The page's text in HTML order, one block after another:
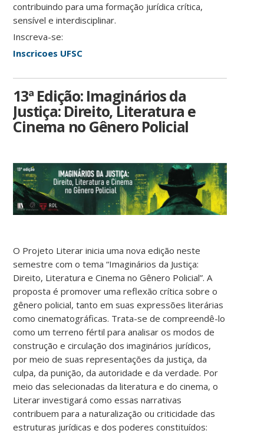
contribuindo para uma formação jurídica crítica,
sensível e interdisciplinar.
Inscreva-se:
Inscricoes UFSC
13ª Edição: Imaginários da
Justiça: Direito, Literatura e
Cinema no Gênero Policial
O Projeto Literar inicia uma nova edição neste
semestre com o tema “Imaginários da Justiça:
Direito, Literatura e Cinema no Gênero Policial”. A
proposta é promover uma reflexão crítica sobre o
gênero policial, tanto em suas expressões literárias
como cinematográficas. Trata-se de compreendê-lo
como um terreno fértil para analisar os modos de
construção e circulação dos imaginários jurídicos,
por meio de suas representações da justiça, da
culpa, da punição, da autoridade e da verdade. Por
meio das selecionadas da literatura e do cinema, o
Literar investigará como essas narrativas
contribuem para a naturalização ou criticidade das
estruturas jurídicas e dos poderes constituídos: